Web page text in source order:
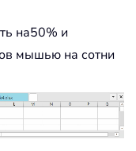
на50% и
мышью на сотни